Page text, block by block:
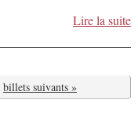
Lire la suite
billets suivants »